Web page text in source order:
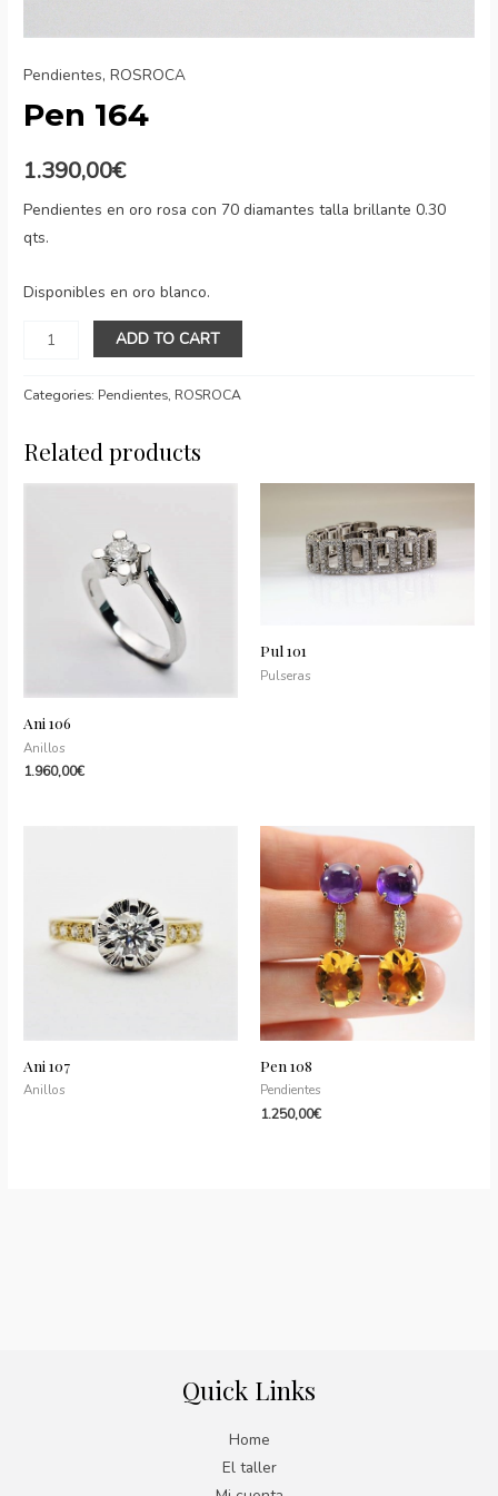
Pendientes,ROSROCA
Pen 164
1.390,00€
Pendientes en oro rosa con 70 diamantes talla brillante 0.30
qts.
Disponibles en oro blanco.
Pen
quantity
ADD TO CART
Categories: Pendientes, ROSROCA
Related products
Ani 106
Anillos
1.960,00€
Pul 101
Pulseras
Ani 107
Anillos
Pen 108
Pendientes
1.250,00€
Quick Links
Home
El taller